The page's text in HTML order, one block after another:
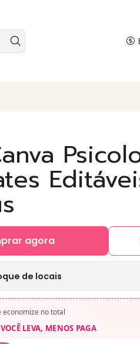
agora
de locais
economize no total
LEVA, MENOS PAGA